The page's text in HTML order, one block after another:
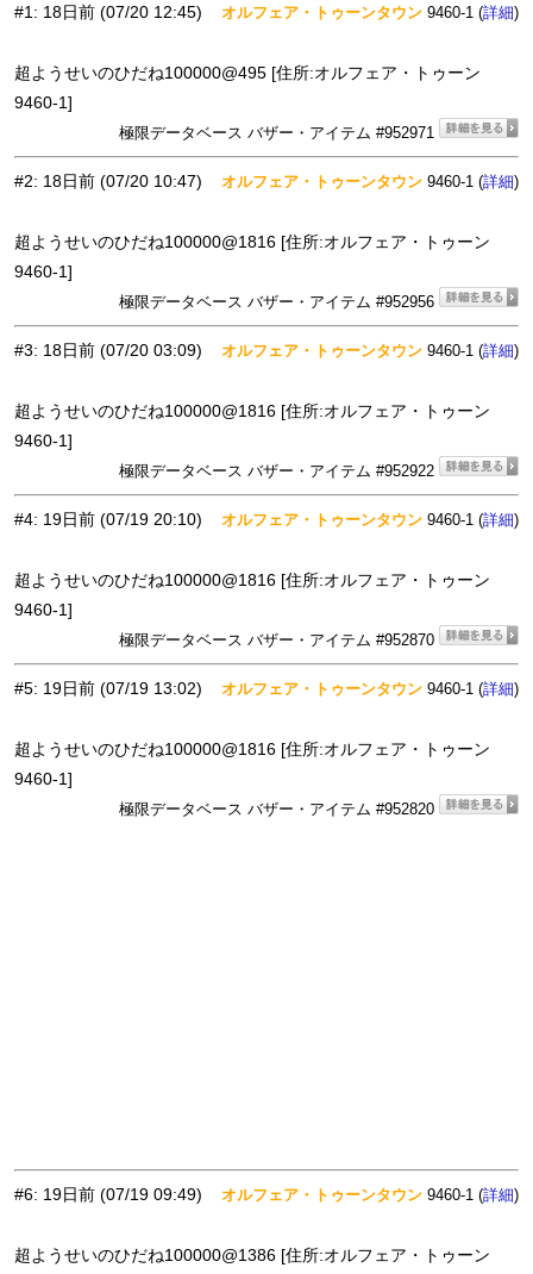
#1: 18日前 (07/20 12:45) オルフェア・トゥーンタウン 9460-1 (詳細)
超ようせいのひだね100000@495 [住所:オルフェア・トゥーン
9460-1]
極限データベース バザー・アイテム #952971
#2: 18日前 (07/20 10:47) オルフェア・トゥーンタウン 9460-1 (詳細)
超ようせいのひだね100000@1816 [住所:オルフェア・トゥーン
9460-1]
極限データベース バザー・アイテム #952956
#3: 18日前 (07/20 03:09) オルフェア・トゥーンタウン 9460-1 (詳細)
超ようせいのひだね100000@1816 [住所:オルフェア・トゥーン
9460-1]
極限データベース バザー・アイテム #952922
#4: 19日前 (07/19 20:10) オルフェア・トゥーンタウン 9460-1 (詳細)
超ようせいのひだね100000@1816 [住所:オルフェア・トゥーン
9460-1]
極限データベース バザー・アイテム #952870
#5: 19日前 (07/19 13:02) オルフェア・トゥーンタウン 9460-1 (詳細)
超ようせいのひだね100000@1816 [住所:オルフェア・トゥーン
9460-1]
極限データベース バザー・アイテム #952820
#6: 19日前 (07/19 09:49) オルフェア・トゥーンタウン 9460-1 (詳細)
超ようせいのひだね100000@1386 [住所:オルフェア・トゥーン